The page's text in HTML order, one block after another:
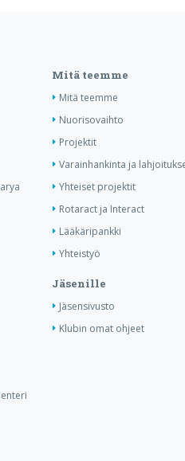
Mitä teemme
Mitä teemme
Nuorisovaihto
Projektit
Varainhankinta ja
Yhteiset projektit
Rotaract ja Interact
Lääkäripankki
Yhteistyö
Jäsenille
Jäsensivusto
Klubin omat ohjeet